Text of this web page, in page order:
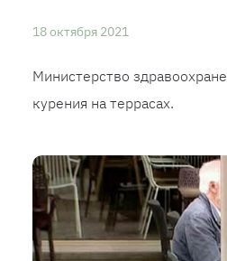
18 октября 2021
Министерство
курения на террасах.